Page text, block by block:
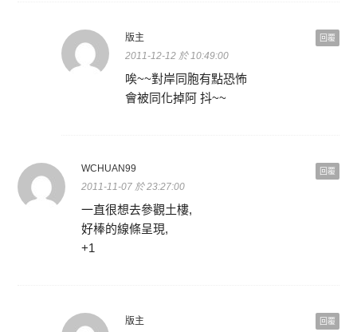
回覆
版主
2011-12-12 於 10:49:00
唉~~對岸同胞有點恐怖
會被同化掉阿 抖~~
回覆
WCHUAN99
2011-11-07 於 23:27:00
一直很想去參觀土樓,
好棒的線條呈現,
+1
回覆
版主